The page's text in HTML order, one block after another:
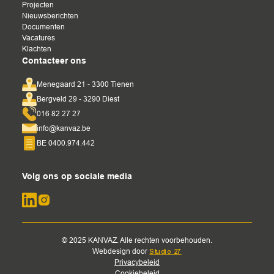
Projecten
Nieuwsberichten
Documenten
Vacatures
Klachten
Contacteer ons
Menegaard 21 - 3300 Tienen
Bergveld 29 - 3290 Diest
016 82 27 27
info@kanvaz.be
BE 0400.974.442
Volg ons op sociale media
© 2025 KANVAZ. Alle rechten voorbehouden.
Webdesign door Studio 27
Privacybeleid